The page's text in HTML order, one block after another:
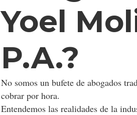
Yoel
P.A.?
No somos un bufete de abogados
cobrar por hora.
Entendemos las realidades de la